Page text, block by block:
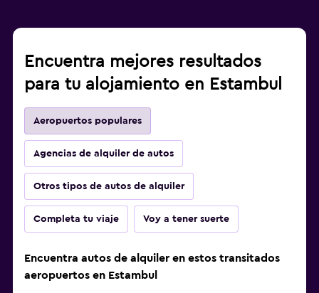
Encuentra mejores resultados
para tu alojamiento en Estambul
Aeropuertos populares
Agencias de alquiler de autos
Otros tipos de autos de alquiler
Completa tu viaje Voy a tener suerte
Encuentra autos de alquiler en estos transitados
aeropuertos en Estambul